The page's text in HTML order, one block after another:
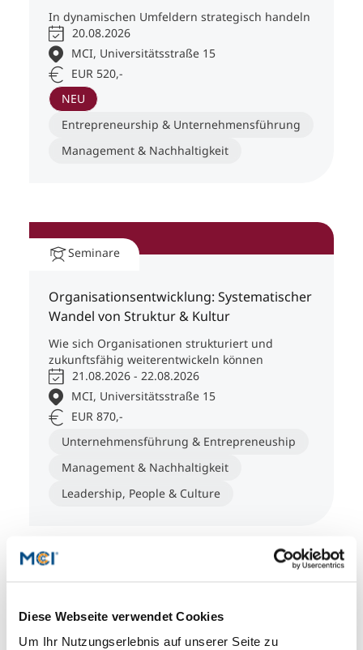
Diese Webseite verwendet Cookies
Um Ihr Nutzungserlebnis auf unserer Seite zu
In dynamischen Umfeldern strategisch handeln
20.08.2026
MCI, Universitätsstraße 15
EUR 520,-
NEU
Entrepreneurship & Unternehmensführung
Management & Nachhaltigkeit
Seminare
Organisationsentwicklung: Systematischer
Wandel von Struktur & Kultur
Wie sich Organisationen strukturiert und
zukunftsfähig weiterentwickeln können
21.08.2026 - 22.08.2026
MCI, Universitätsstraße 15
EUR 870,-
Unternehmensführung & Entrepreneuship
Management & Nachhaltigkeit
Leadership, People & Culture
Agiles Projektmanagement